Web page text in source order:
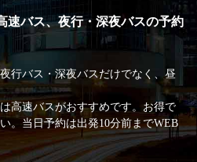
速バス、夜行・深夜バスの予約
行バス・深夜バスだけでなく、昼
高速バスがおすすめです。お得で
。当日予約は出発10分前までWEB